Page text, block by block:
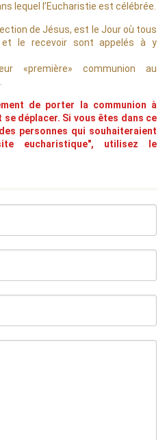
lequel l’Eucharistie est célébrée.
de Jésus, est le Jour où tous
le recevoir sont appelés à y
«première» communion au
de porter la communion à
se déplacer. Si vous êtes dans ce
personnes qui souhaiteraient
eucharistique", utilisez le